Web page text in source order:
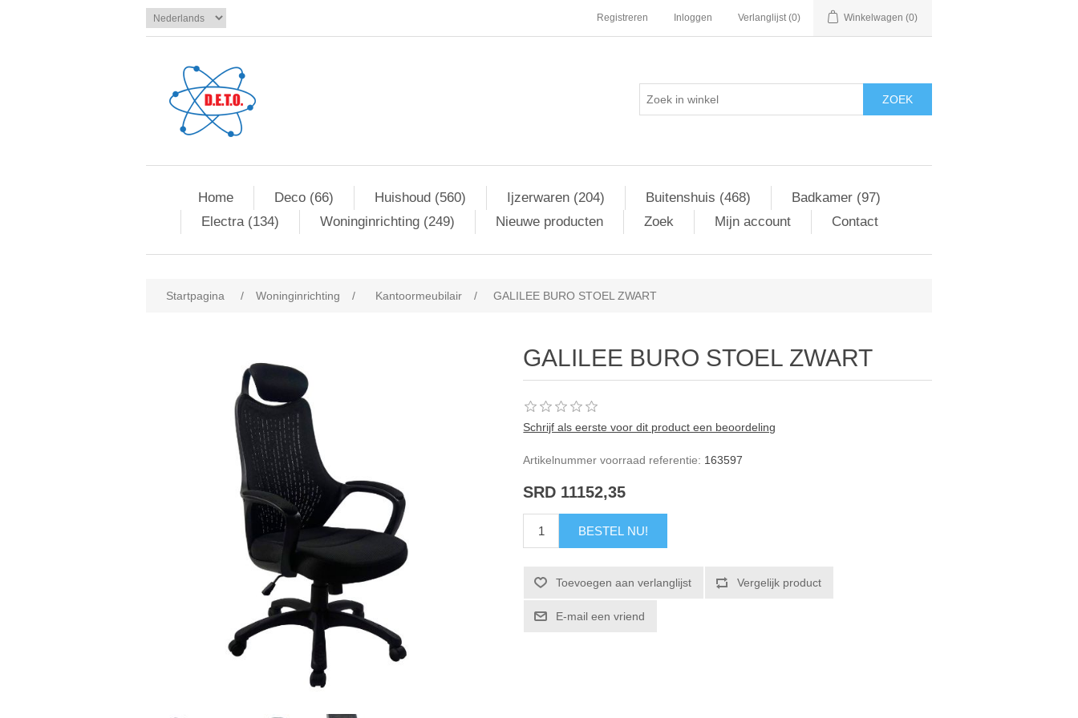
Registreren Inloggen Verlanglijst (0) Winkelwagen (0)
ZOEK
Home Deco (66) Huishoud (560) Ijzerwaren (204) Buitenshuis (468)
Badkamer (97)
Electra (134)
Woninginrichting (249) Nieuwe producten Zoek Mijn account Contact
Startpagina / Woninginrichting / Kantoormeubilair / GALILEE BURO STOEL ZWART
GALILEE BURO STOEL ZWART
Schrijf als eerste voor dit product een beoordeling
Artikelnummer voorraad referentie: 163597
SRD 11152,35
BESTEL NU!
Toevoegen aan verlanglijst Vergelijk product
E-mail een vriend